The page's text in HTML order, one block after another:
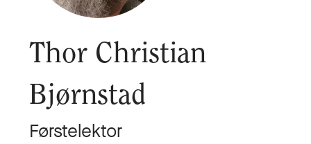
Thor Christian
Bjørnstad
Førstelektor